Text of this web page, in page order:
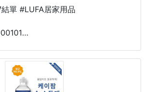
，密封防漏，用得更安心。
單 #LUFA居家用品
噴霧